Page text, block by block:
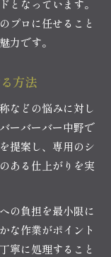
となっています。
プロに任せること
力です。
方法
などの悩みに対し
ーバーバー中野で
提案し、専用のシ
ある仕上がりを実
の負担を最小限に
な作業がポイント
寧に処理すること